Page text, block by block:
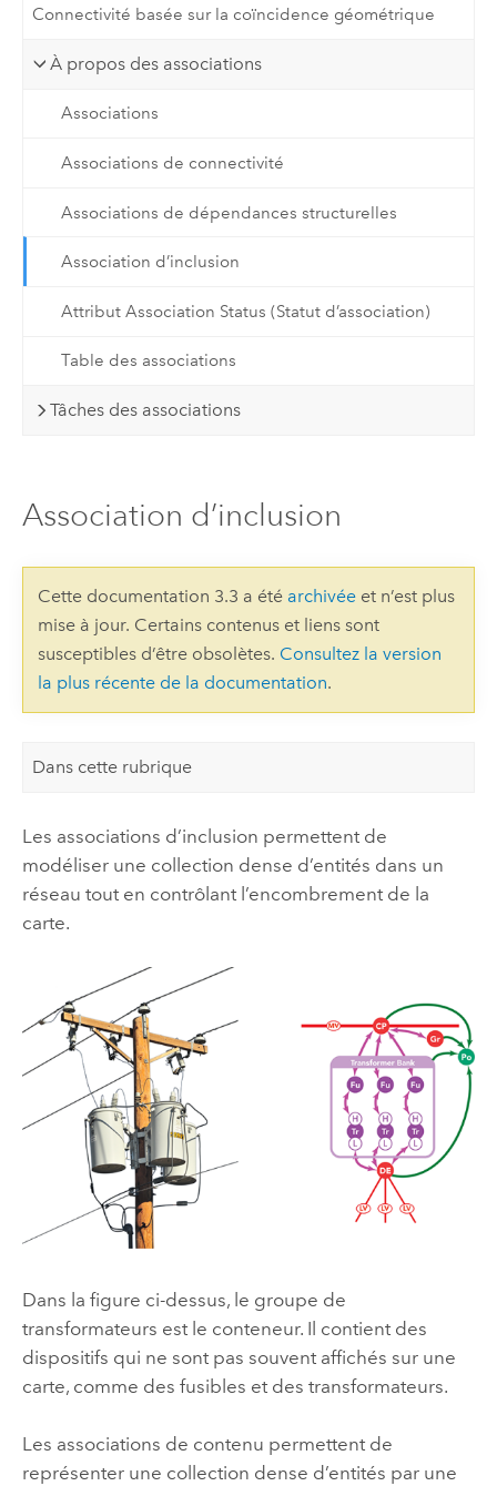
Connectivité basée sur la coïncidence géométrique
À propos des associations
Associations
Associations de connectivité
Associations de dépendances structurelles
Association d’inclusion
Attribut Association Status (Statut d’association)
Table des associations
Tâches des associations
Association d’inclusion
Cette documentation 3.3 a été archivéeet n’est plus
mise à jour. Certains contenus et liens sont
susceptibles d’être obsolètes. Consultez la version
la plus récente de la documentation.
Dans cette rubrique
Les associations d’inclusion permettent de
modéliser une collection dense d’entités dans un
réseau tout en contrôlant l’encombrement de la
carte.
Dans la figure ci-dessus, le groupe de
transformateurs est le conteneur. Il contient des
dispositifs qui ne sont pas souvent affichés sur une
carte, comme des fusibles et des transformateurs.
Les associations de contenu permettent de
représenter une collection dense d’entités par une